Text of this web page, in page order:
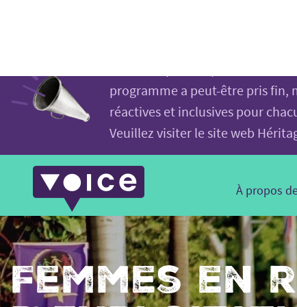
website
programme a peut-être pris fin,
réactives et inclusives pour
Veuillez visiter le site web
Main
Navigation
À propos
Femmes en